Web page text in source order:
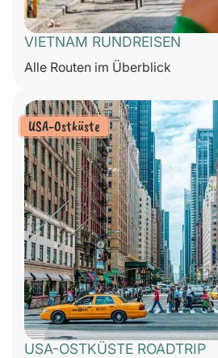
VIETNAM RUNDREISEN
Alle Routen im Überblick
USA-Ostküste
USA-OSTKÜSTE ROADTRIP